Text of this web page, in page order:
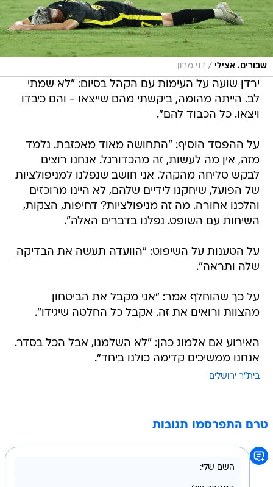
שבורים. אצילי / דני מרון
ירדן שועה על העימות עם הקהל בסיום: "לא שמתי
לב. הייתה מהומה, ביקשתי מהם שייצאו - והם כיבדו
ויצאו. כל הכבוד להם".
על ההפסד הוסיף: "התחושה מאוד מאכזבת. נלמד
מזה, אין מה לעשות, זה מהכדורגל. אנחנו רוצים
לבקש סליחה מהקהל. אני חושב שנפלנו למניפולציות
של הפועל, שיחקנו לידיים שלהם, לא היינו מרוכזים
והלכנו אחורה. מה זה מניפולציות? דחיפות, הצקות,
השיחות עם השופט. נפלנו בדברים האלה".
על הטענות על השיפוט: "הוועדה תעשה את הבדיקה
שלה ותראה".
על כך שהוחלף אמר: "אני מקבל את הביטחון
מהצוות ורואים את זה. אקבל כל החלטה שיגידו".
האירוע אם אלמוג כהן: "לא השלמנו, אבל הכל בסדר.
אנחנו ממשיכים קדימה כולנו ביחד".
בית"ר ירושלים
טרם התפרסמו תגובות